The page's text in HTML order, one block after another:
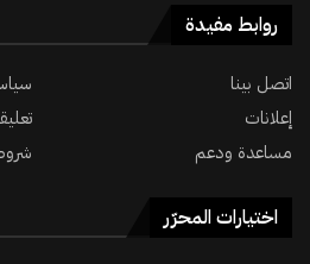
روابط مفيدة
اتصل بينا
إعلانات
مساعدة ودعم
اختيارات المحرّر